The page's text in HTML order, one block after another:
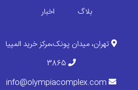
بلاگ اخبار
تهران، میدان پونک،مرکز خرید المپیا
info@olympiacomplex.com